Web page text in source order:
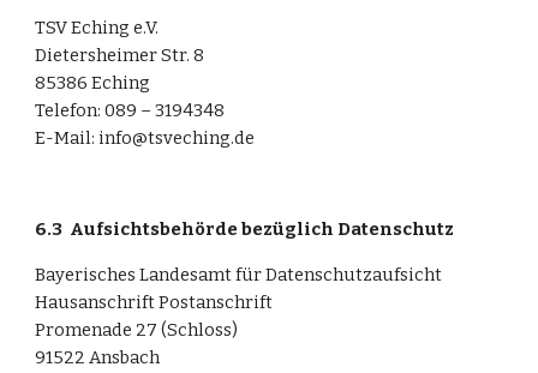
TSV Eching e.V.
Dietersheimer Str. 8
85386 Eching
Telefon: 089 – 3194348
E-Mail: info@tsveching.de
6.3 Aufsichtsbehörde bezüglich Datenschutz
Bayerisches Landesamt für Datenschutzaufsicht
Hausanschrift Postanschrift
Promenade 27 (Schloss)
91522 Ansbach